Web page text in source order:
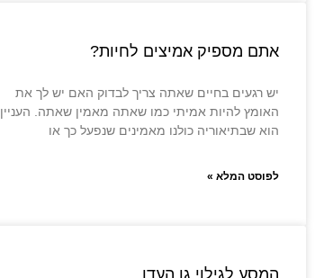
אתם מספיק אמיצים לחיות?
יש רגעים בחיים שאתה צריך לבדוק האם יש לך את
האומץ להיות אמיתי כמו שאתה מאמין שאתה. העניין
הוא שבתיאוריה כולנו מאמינים שנפעל כך או
לפוסט המלא »
המסע לגילוי גן העדן